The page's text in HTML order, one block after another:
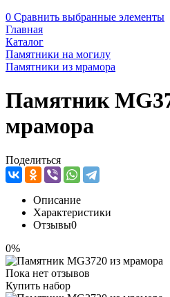
0 Сравнить выбранные элементы
Главная
Каталог
Памятники на могилу
Памятники из мрамора
Памятник
мрамора
Поделиться
Описание
Характеристики
Отзывы0
0%
Пока нет отзывов
Купить набор